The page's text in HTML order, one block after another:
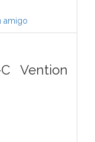
amigo
Vention